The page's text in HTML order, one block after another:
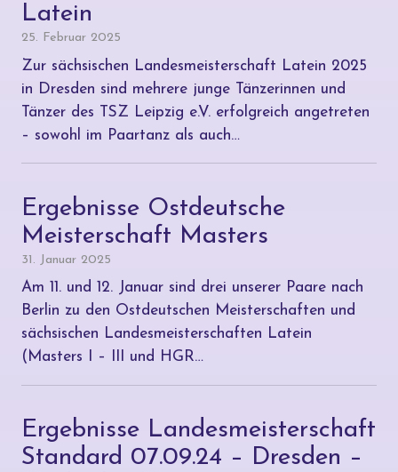
Latein
25. Februar 2025
Zur sächsischen Landesmeisterschaft Latein 2025
in Dresden sind mehrere junge Tänzerinnen und
Tänzer des TSZ Leipzig e.V. erfolgreich angetreten
– sowohl im Paartanz als auch…
Ergebnisse Ostdeutsche
Meisterschaft Masters
31. Januar 2025
Am 11. und 12. Januar sind drei unserer Paare nach
Berlin zu den Ostdeutschen Meisterschaften und
sächsischen Landesmeisterschaften Latein
(Masters I – III und HGR…
Ergebnisse Landesmeisterschaft
Standard 07.09.24 – Dresden –